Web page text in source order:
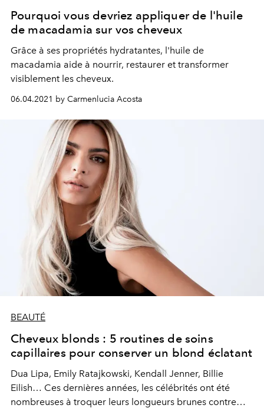
Pourquoi vous devriez appliquer de l'huile
de macadamia sur vos cheveux
Grâce à ses propriétés hydratantes, l'huile de
macadamia aide à nourrir, restaurer et transformer
visiblement les cheveux.
06.04.2021 by Carmenlucia Acosta
BEAUTÉ
Cheveux blonds : 5 routines de soins
capillaires pour conserver un blond éclatant
Dua Lipa, Emily Ratajkowski, Kendall Jenner, Billie
Eilish… Ces dernières années, les célébrités ont été
nombreuses à troquer leurs longueurs brunes contre